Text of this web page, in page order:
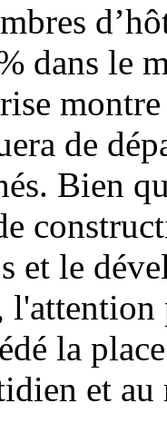
dans le
de
Bien
et le
la
et au